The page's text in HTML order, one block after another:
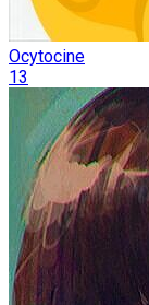
Ocytocine
13